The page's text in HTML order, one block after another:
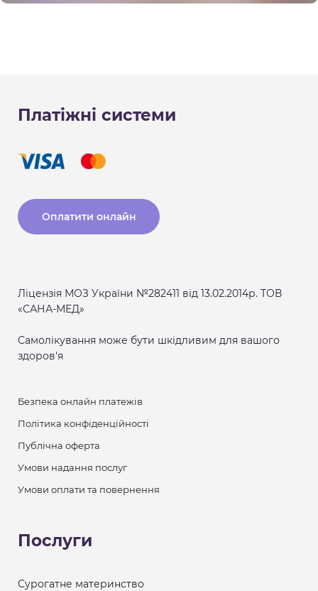
Платіжні системи
Оплатити онлайн
Ліцензія МОЗ України №282411 від 13.02.2014р. ТОВ
«САНА-МЕД»
Самолікування може бути шкідливим для вашого
здоров'я
Безпека онлайн платежів
Політика конфіденційності
Публічна оферта
Умови надання послуг
Умови оплати та повернення
Послуги
Сурогатне материнство